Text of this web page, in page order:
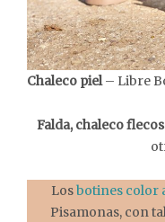
Chaleco piel– Libre
Falda, chaleco
Losbotines color
Pisamonas, con